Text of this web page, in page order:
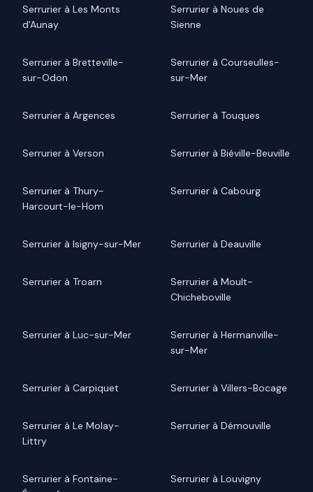
Serrurier à Les Monts
d'Aunay
Serrurier à Noues de
Sienne
Serrurier à Bretteville-
sur-Odon
Serrurier à Courseulles-
sur-Mer
Serrurier à Argences Serrurier à Touques
Serrurier à Verson Serrurier à Biéville-Beuville
Serrurier à Thury-
Harcourt-le-Hom
Serrurier à Cabourg
Serrurier à Isigny-sur-Mer Serrurier à Deauville
Serrurier à Troarn
Serrurier à Moult-
Chicheboville
Serrurier à Luc-sur-Mer
Serrurier à Hermanville-
sur-Mer
Serrurier à Carpiquet Serrurier à Villers-Bocage
Serrurier à Le Molay-
Littry
Serrurier à Démouville
Serrurier à Fontaine-
Serrurier à Louvigny